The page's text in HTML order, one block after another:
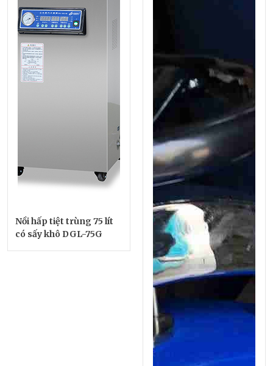
Nồi hấp tiệt trùng 75 lít
có sấy khô DGL-75G